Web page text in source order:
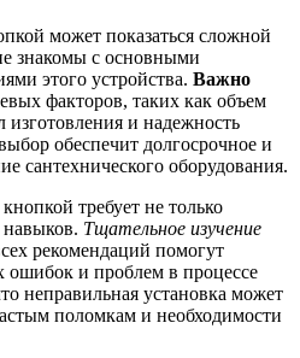
может показаться сложной
знакомы с основными
этого устройства. Важно
факторов, таких как объем
изготовления и надежность
обеспечит долгосрочное и
сантехнического оборудования.
требует не только
Тщательное изучение
рекомендаций помогут
ошибок и проблем в процессе
неправильная установка может
поломкам и необходимости